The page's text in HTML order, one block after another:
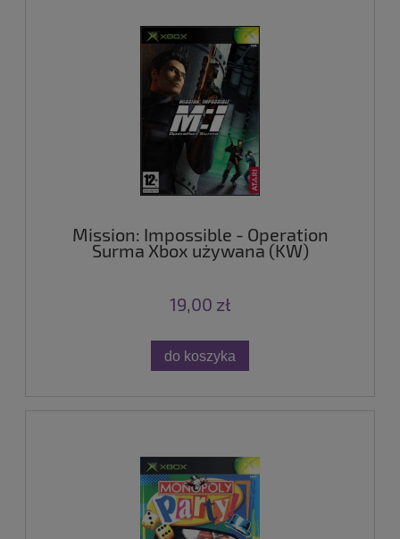
Mission: Impossible - Operation
Surma Xbox używana (KW)
19,00 zł
do koszyka